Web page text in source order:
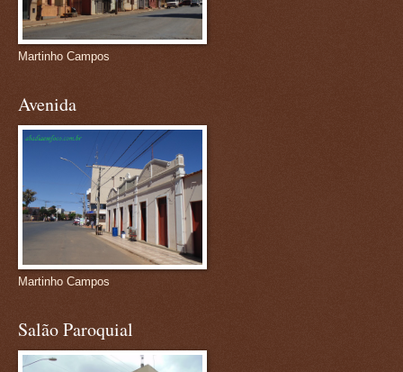
Martinho Campos
Avenida
Martinho Campos
Salão Paroquial